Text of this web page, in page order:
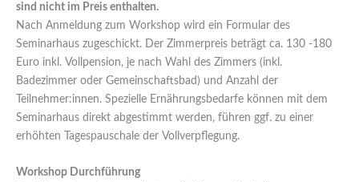
sind nicht im Preis enthalten.
Nach Anmeldung zum Workshop wird ein Formular des
Seminarhaus zugeschickt. Der Zimmerpreis beträgt ca. 130 -180
Euro inkl. Vollpension, je nach Wahl des Zimmers (inkl.
Badezimmer oder Gemeinschaftsbad) und Anzahl der
Teilnehmer:innen. Spezielle Ernährungsbedarfe können mit dem
Seminarhaus direkt abgestimmt werden, führen ggf. zu einer
erhöhten Tagespauschale der Vollverpflegung.
Workshop Durchführung